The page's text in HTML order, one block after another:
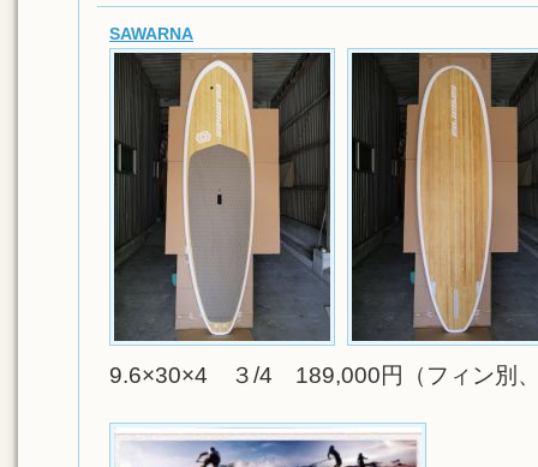
SAWARNA
9.6×30×4 ３/4 189,000円（フィン別